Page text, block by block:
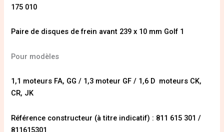
175 010
Paire de disques de frein avant 239 x 10 mm Golf 1
Pour modèles
1,1 moteurs FA, GG / 1,3 moteur GF / 1,6 D moteurs CK,
CR, JK
Référence constructeur (à titre indicatif) : 811 615 301 /
811615301